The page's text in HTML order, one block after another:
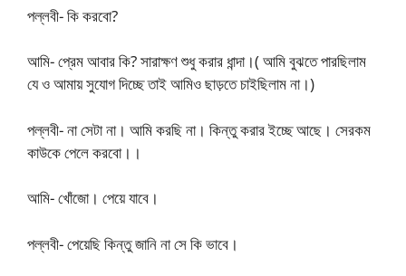
পল্লবী- কি করবো?
আমি- প্রেম আবার কি? সারাক্ষণ শুধু করার ধান্দা।( আমি বুঝতে পারছিলাম
যে ও আমায় সুযোগ দিচ্ছে তাই আমিও ছাড়তে চাইছিলাম না।)
পল্লবী- না সেটা না। আমি করছি না। কিন্তু করার ইচ্ছে আছে। সেরকম
কাউকে পেলে করবো।।
আমি- খোঁজো। পেয়ে যাবে।
পল্লবী- পেয়েছি কিন্তু জানি না সে কি ভাবে।